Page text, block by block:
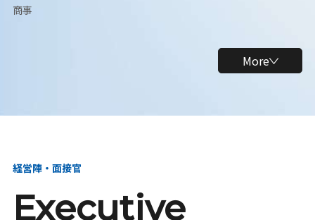
商事
More
経営陣・面接官
Executive